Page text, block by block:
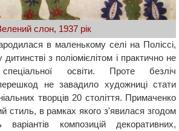
слон, 1937 рік
в маленькому селі на Поліссі,
з поліомієлітом і практично не
освіти. Проте безліч
перешкод не завадило художниці стати
творців 20 століття. Примаченко
стиль, в рамках якого з'явилася згодом
варіантів композицій декоративних,